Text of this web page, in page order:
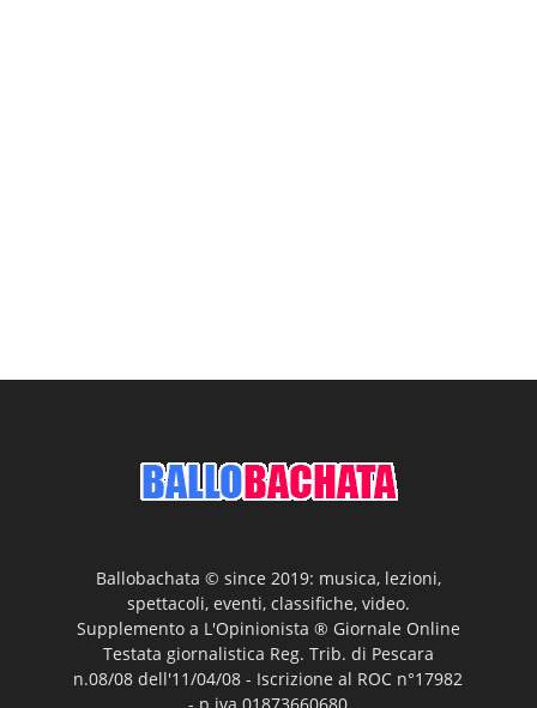
Ballobachata © since 2019: musica, lezioni,
spettacoli, eventi, classifiche, video.
Supplemento a L'Opinionista ® Giornale Online
Testata giornalistica Reg. Trib. di Pescara
n.08/08 dell'11/04/08 - Iscrizione al ROC n°17982